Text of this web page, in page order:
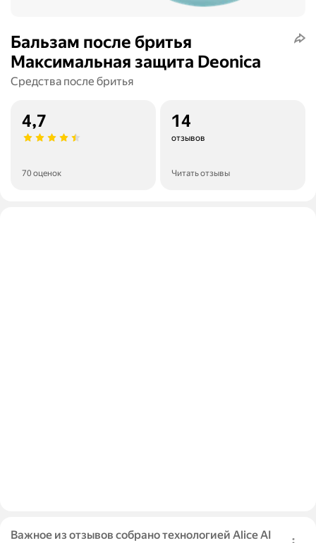
Бальзам после бритья
Максимальная защита Deonica
Средства после бритья
4,7
70 оценок
14
отзывов
Читать отзывы
Важное из отзывов собрано технологией Alice AI